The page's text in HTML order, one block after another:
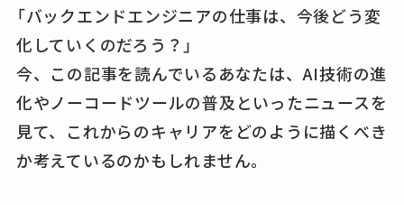
「バックエンドエンジニアの仕事は、今後どう変
化していくのだろう？」
今、この記事を読んでいるあなたは、AI技術の進
化やノーコードツールの普及といったニュースを
見て、これからのキャリアをどのように描くべき
か考えているのかもしれません。